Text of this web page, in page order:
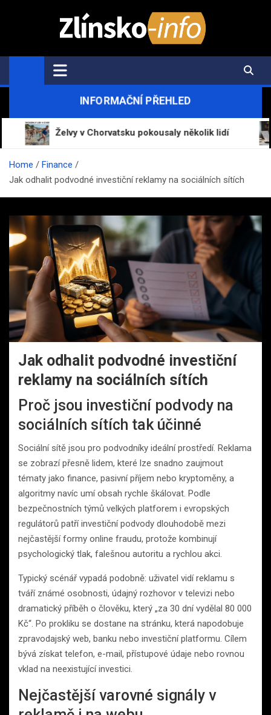
Zlínsko-Info.cz
Aktuální informace z regionu a zpravodajství
INFORMAČNÍ PŘEHLED
Želvy v Chorvatsku pokousaly několik lidí
Home
Finance
Jak odhalit podvodné investiční reklamy na sociálních sítích
Jak odhalit podvodné investiční
reklamy na sociálních sítích
Proč jsou investiční podvody na
sociálních sítích tak účinné
Sociální sítě jsou pro podvodníky ideální prostředí. Reklama
se zobrazí přesně lidem, které lze snadno zaujmout
tématy jako finance, pasivní příjem nebo kryptoměny, a
algoritmy navíc umí obsah rychle škálovat. Podle
bezpečnostních týmů velkých platforem i evropských
regulátorů patří investiční podvody dlouhodobě mezi
nejčastější formy online fraudu, protože kombinují
psychologický tlak, falešnou autoritu a rychlou akci.
Typický scénář vypadá podobně: uživatel vidí reklamu s
tváří známé osobnosti, údajný rozhovor v televizi nebo
dramatický příběh o člověku, který „za 30 dní vydělal 80 000
Kč“. Po prokliku se dostane na stránku, která napodobuje
zpravodajský web, banku nebo investiční platformu. Cílem
bývá získat telefon, e-mail, přístupové údaje nebo rovnou
vklad na neexistující investici.
Nejčastější varovné signály v